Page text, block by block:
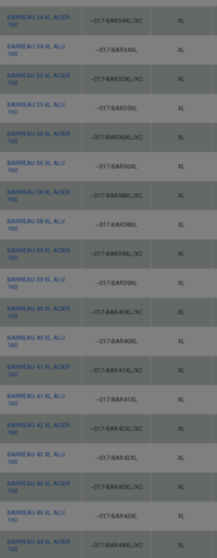
BARREAU 34 XL ACIER
160
--017-BAR34XL/XC XL
BARREAU 34 XL ALU
160
--017-BAR34XL XL
BARREAU 35 XL ACIER
160
--017-BAR35XL/XC XL
BARREAU 35 XL ALU
160
--017-BAR35XL XL
BARREAU 36 XL ACIER
160
--017-BAR36XL/XC XL
BARREAU 36 XL ALU
160
--017-BAR36XL XL
BARREAU 38 XL ACIER
160
--017-BAR38XL/XC XL
BARREAU 38 XL ALU
160
--017-BAR38XL XL
BARREAU 39 XL ACIER
160
--017-BAR39XL/XC XL
BARREAU 39 XL ALU
160
--017-BAR39XL XL
BARREAU 40 XL ACIER
160
--017-BAR40XL/XC XL
BARREAU 40 XL ALU
160
--017-BAR40XL XL
BARREAU 41 XL ACIER
160
--017-BAR41XL/XC XL
BARREAU 41 XL ALU
160
--017-BAR41XL XL
BARREAU 42 XL ACIER
160
--017-BAR42XL/XC XL
BARREAU 42 XL ALU
160
--017-BAR42XL XL
BARREAU 43 XL ACIER
160
--017-BAR43XL/XC XL
BARREAU 43 XL ALU
160
--017-BAR43XL XL
BARREAU 44 XL ACIER
160
--017-BAR44XL/XC XL